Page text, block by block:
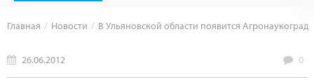
Главная Новости В Ульяновской области появится Агронаукоград
26.06.2012 0